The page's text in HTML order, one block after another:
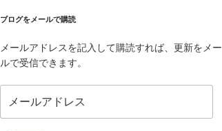
ブログをメールで購読
メールアドレスを記入して購読すれば、更新をメー
ルで受信できます。
ル